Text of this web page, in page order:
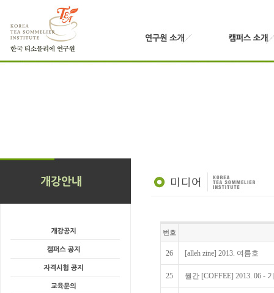
번호
26 [alleh zine] 2013. 여름호
25 월간 [COFFEE] 2013. 06 -